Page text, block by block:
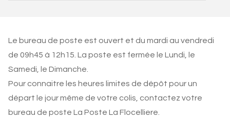
Le bureau de poste est ouvert et du mardi au vendredi
de 09h45 à 12h15. La poste est fermée le Lundi, le
Samedi, le Dimanche.
Pour connaitre les heures limites de dépôt pour un
départ le jour même de votre colis, contactez votre
bureau de poste La Poste La Flocelliere.